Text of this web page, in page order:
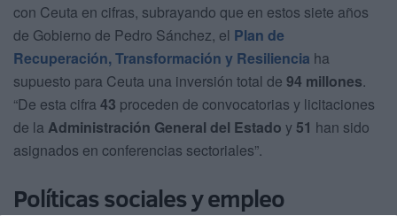
con Ceuta en cifras, subrayando que en estos siete años
de Gobierno de Pedro Sánchez, el Plan de
Recuperación, Transformación y Resiliencia ha
supuesto para Ceuta una inversión total de 94 millones.
“De esta cifra 43 proceden de convocatorias y licitaciones
de la Administración General del Estado y 51 han sido
asignados en conferencias sectoriales”.
Políticas sociales y empleo